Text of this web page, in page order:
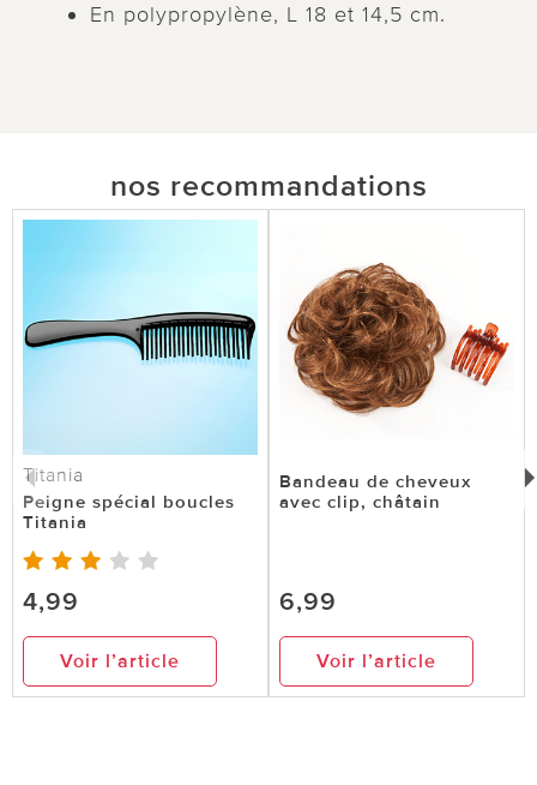
En polypropylène, L 18 et 14,5 cm.
nos recommandations
Titania
Peigne spécial boucles
Titania
4,99
Voir l’article
Bandeau de cheveux
avec clip, châtain
6,99
Voir l’article